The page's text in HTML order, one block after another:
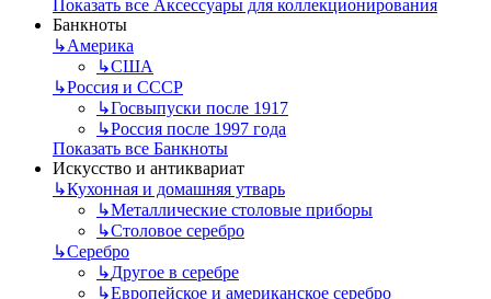
Показать все Аксессуары для коллекционирования
Банкноты
↳Америка
↳США
↳Россия и СССР
↳Госвыпуски после 1917
↳Россия после 1997 года
Показать все Банкноты
Искусство и антиквариат
↳Кухонная и домашняя утварь
↳Металлические столовые приборы
↳Столовое серебро
↳Серебро
↳Другое в серебре
↳Европейское и американское серебро